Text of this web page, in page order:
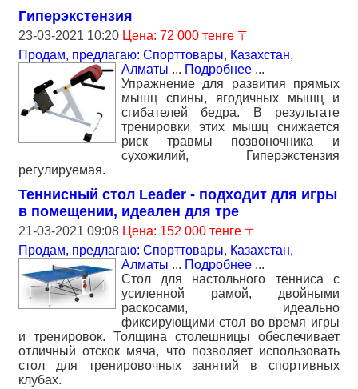
Гиперэкстензия
23-03-2021 10:20 Цена: 72 000 тенге 〒
Продам, предлагаю: Спорттовары, Казахстан,
Алматы ... Подробнее ...
Упражнение для развития прямых
мышц спины, ягодичных мышц и
сгибателей бедра. В результате
тренировки этих мышц снижается
риск травмы позвоночника и
сухожилий, Гиперэкстензия
регулируемая.
Теннисный стол Leader - подходит для игры
в помещении, идеален для тре
21-03-2021 09:08 Цена: 152 000 тенге 〒
Продам, предлагаю: Спорттовары, Казахстан,
Алматы ... Подробнее ...
Стол для настольного тенниса с
усиленной рамой, двойными
раскосами, идеально
фиксирующими стол во время игры
и тренировок. Толщина столешницы обеспечивает
отличный отскок мяча, что позволяет использовать
стол для тренировочных занятий в спортивных
клубах.